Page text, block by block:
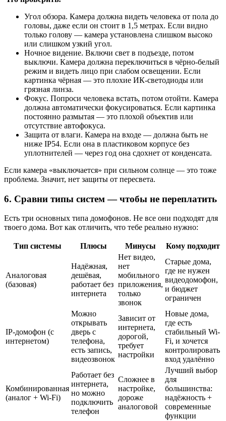
Угол обзора. Камера должна видеть человека от пола до
головы, даже если он стоит в 1,5 метрах. Если видно
только голову — камера установлена слишком высоко
или слишком узкий угол.
Ночное видение. Включи свет в подъезде, потом
выключи. Камера должна переключиться в чёрно-белый
режим и видеть лицо при слабом освещении. Если
картинка чёрная — это плохие ИК-светодиоды или
грязная линза.
Фокус. Попроси человека встать, потом отойти. Камера
должна автоматически фокусироваться. Если картинка
постоянно размытая — это плохой объектив или
отсутствие автофокуса.
Защита от влаги. Камера на входе — должна быть не
ниже IP54. Если она в пластиковом корпусе без
уплотнителей — через год она сдохнет от конденсата.
Если камера «выключается» при сильном солнце — это тоже
проблема. Значит, нет защиты от пересвета.
6. Сравни типы систем — чтобы не переплатить
Есть три основных типа домофонов. Не все они подходят для
твоего дома. Вот как отличить, что тебе реально нужно:
Тип системы Плюсы Минусы Кому подходит
Аналоговая
(базовая)
Надёжная,
дешёвая,
работает без
интернета
Нет видео,
нет
мобильного
приложения,
только
звонок
Старые дома,
где не нужен
видеодомофон,
и бюджет
ограничен
IP-домофон (с
интернетом)
Можно
открывать
дверь с
телефона,
есть запись,
видеозвонок
Зависит от
интернета,
дорогой,
требует
настройки
Новые дома,
где есть
стабильный Wi-
Fi, и хочется
контролировать
вход удалённо
Комбинированная
(аналог + Wi-Fi)
Работает без
интернета,
но можно
подключить
телефон
Сложнее в
настройке,
дороже
аналоговой
Лучший выбор
для
большинства:
надёжность +
современные
функции